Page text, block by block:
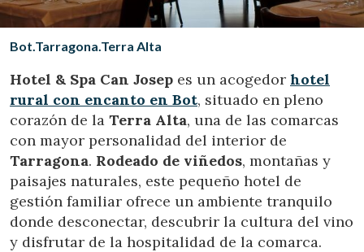
CA ES EN FR
Bot.Tarragona.Terra Alta
Hotel & Spa Can Josep es un acogedor hotel
rural con encanto en Bot, situado en pleno
corazón de la Terra Alta, una de las comarcas
con mayor personalidad del interior de
Tarragona. Rodeado de viñedos, montañas y
paisajes naturales, este pequeño hotel de
gestión familiar ofrece un ambiente tranquilo
donde desconectar, descubrir la cultura del vino
y disfrutar de la hospitalidad de la comarca.